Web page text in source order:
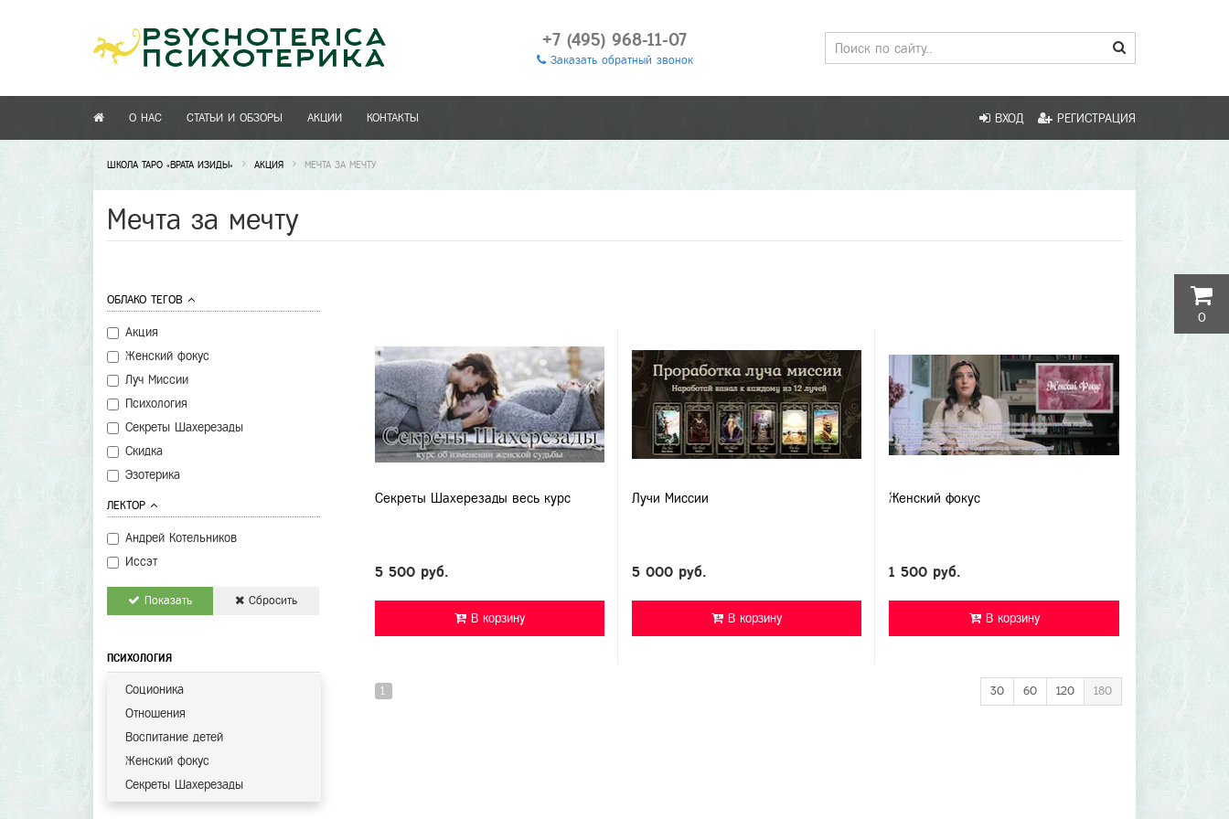
+7 (495) 968-11-07
Заказать обратный звонок
О НАС СТАТЬИ И ОБЗОРЫ АКЦИИ КОНТАКТЫ ВХОД РЕГИСТРАЦИЯ
ШКОЛА ТАРО «ВРАТА ИЗИДЫ» АКЦИЯ МЕЧТА ЗА МЕЧТУ
Мечта за мечту
ОБЛАКО ТЕГОВ
Акция
Женский фокус
Луч Миссии
Психология
Секреты Шахерезады
Скидка
Эзотерика
ЛЕКТОР
Андрей Котельников
Иссэт
Показать Сбросить
ПСИХОЛОГИЯ
Соционика
Отношения
Воспитание детей
Женский фокус
Секреты Шахерезады
Секреты Шахерезады весь курс
5 500 руб.
В корзину
Лучи Миссии
5 000 руб.
В корзину
Женский фокус
1 500 руб.
В корзину
1 30 60 120 180
0